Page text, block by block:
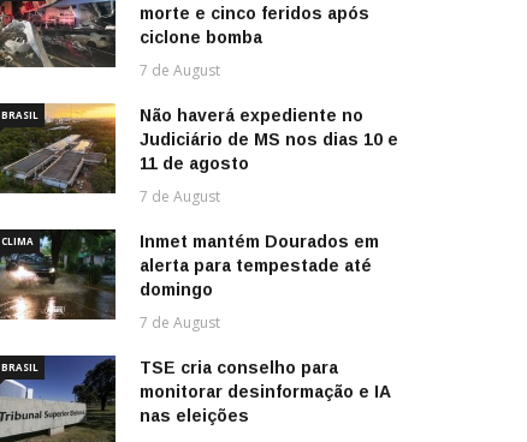
morte e cinco feridos após
ciclone bomba
7 de August
BRASIL
Não haverá expediente no
Judiciário de MS nos dias 10 e
11 de agosto
7 de August
CLIMA
Inmet mantém Dourados em
alerta para tempestade até
domingo
7 de August
BRASIL
TSE cria conselho para
monitorar desinformação e IA
nas eleições